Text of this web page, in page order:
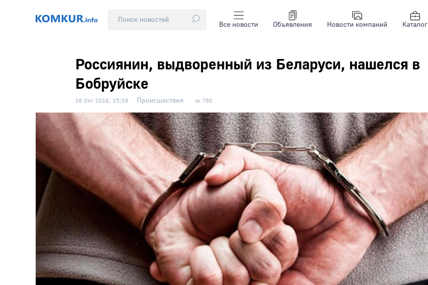
Все новости Объявления Новости компаний Каталог
Россиянин, выдворенный из Беларуси, нашелся в
Бобруйске
26 Окт 2016, 15:39 Происшествия 780